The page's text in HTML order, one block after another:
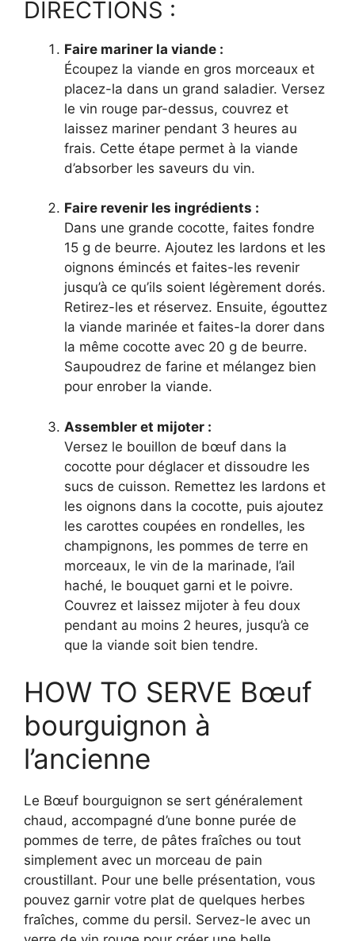
DIRECTIONS :
Faire mariner la viande :
Écoupez la viande en gros morceaux et
placez-la dans un grand saladier. Versez
le vin rouge par-dessus, couvrez et
laissez mariner pendant 3 heures au
frais. Cette étape permet à la viande
d’absorber les saveurs du vin.
Faire revenir les ingrédients :
Dans une grande cocotte, faites fondre
15 g de beurre. Ajoutez les lardons et les
oignons émincés et faites-les revenir
jusqu’à ce qu’ils soient légèrement dorés.
Retirez-les et réservez. Ensuite, égouttez
la viande marinée et faites-la dorer dans
la même cocotte avec 20 g de beurre.
Saupoudrez de farine et mélangez bien
pour enrober la viande.
Assembler et mijoter :
Versez le bouillon de bœuf dans la
cocotte pour déglacer et dissoudre les
sucs de cuisson. Remettez les lardons et
les oignons dans la cocotte, puis ajoutez
les carottes coupées en rondelles, les
champignons, les pommes de terre en
morceaux, le vin de la marinade, l’ail
haché, le bouquet garni et le poivre.
Couvrez et laissez mijoter à feu doux
pendant au moins 2 heures, jusqu’à ce
que la viande soit bien tendre.
HOW TO SERVE Bœuf
bourguignon à
l’ancienne
Le Bœuf bourguignon se sert généralement
chaud, accompagné d’une bonne purée de
pommes de terre, de pâtes fraîches ou tout
simplement avec un morceau de pain
croustillant. Pour une belle présentation, vous
pouvez garnir votre plat de quelques herbes
fraîches, comme du persil. Servez-le avec un